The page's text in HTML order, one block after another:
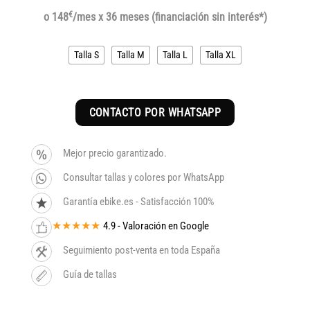
o 148€/mes x 36 meses (financiación sin interés*)
Talla S Talla M Talla L Talla XL
CONTACTO POR WHATSAPP
Mejor precio garantizado.
Consultar tallas y colores por WhatsApp
Garantía ebike.es - Satisfacción 100%
★★★★★ 4.9 - Valoración en Google
Seguimiento post-venta en toda España
Guía de tallas